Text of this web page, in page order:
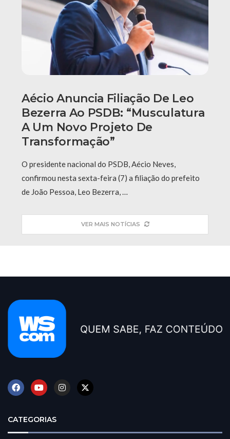
Aécio Anuncia Filiação De Leo
Bezerra Ao PSDB: “Musculatura
A Um Novo Projeto De
Transformação”
O presidente nacional do PSDB, Aécio Neves,
confirmou nesta sexta-feira (7) a filiação do prefeito
de João Pessoa, Leo Bezerra, …
VER MAIS NOTÍCIAS
CATEGORIAS